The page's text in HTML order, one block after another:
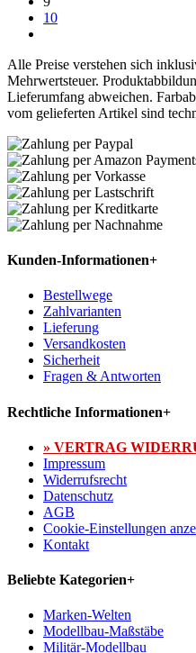
10
Alle Preise verstehen sich
Mehrwertsteuer.
Lieferumfang abweichen.
vom gelieferten Artikel sind
Kunden-Informationen+
Bestellwege
Zahlvarianten
Lieferung
Versandkosten
Sicherheit
Fragen & Antworten
Rechtliche Informationen+
» VERTRAG
Impressum
Widerrufsrecht
Datenschutz
AGB
Cookie-Einstellungen
Kontakt
Beliebte Kategorien+
Marken-Welten
Modellbau-Maßstäbe
Militär-Modellbau